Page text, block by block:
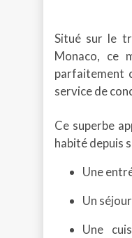
Situé sur le
Monaco, ce
parfaitement
service de
Ce superbe
habité depuis
Une
Un
Une